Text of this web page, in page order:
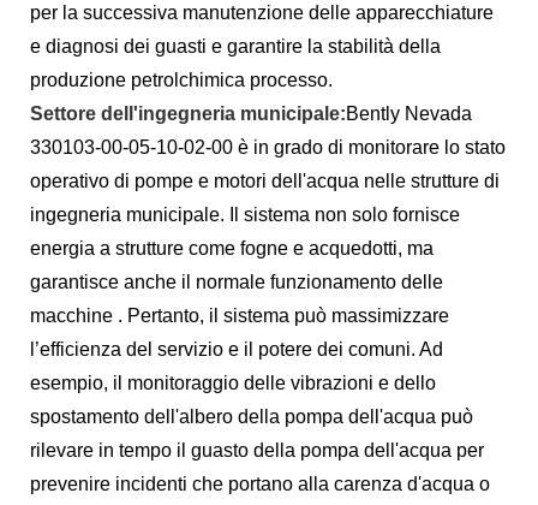
per la successiva manutenzione delle apparecchiature
e diagnosi dei guasti e garantire la stabilità della
produzione petrolchimica processo.
Settore dell'ingegneria municipale:Bently Nevada
330103-00-05-10-02-00 è in grado di monitorare lo stato
operativo di pompe e motori dell'acqua nelle strutture di
ingegneria municipale. Il sistema non solo fornisce
energia a strutture come fogne e acquedotti, ma
garantisce anche il normale funzionamento delle
macchine . Pertanto, il sistema può massimizzare
l’efficienza del servizio e il potere dei comuni. Ad
esempio, il monitoraggio delle vibrazioni e dello
spostamento dell'albero della pompa dell'acqua può
rilevare in tempo il guasto della pompa dell'acqua per
prevenire incidenti che portano alla carenza d'acqua o